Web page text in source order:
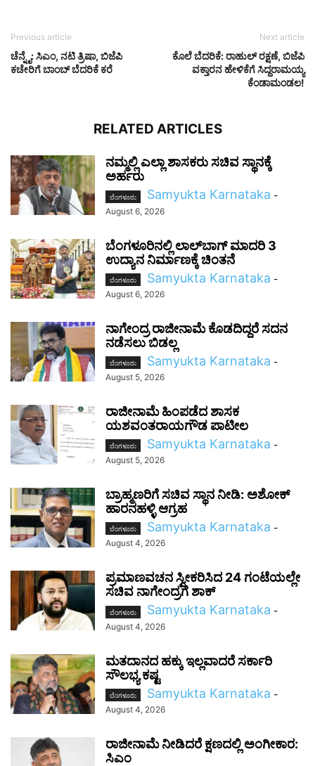
Previous article
ಚೆನ್ನೈ: ಸಿಎಂ, ನಟಿ ತ್ರಿಷಾ, ಬಿಜೆಪಿ
ಕಚೇರಿಗೆ ಬಾಂಬ್ ಬೆದರಿಕೆ ಕರೆ
Next article
ಕೊಲೆ ಬೆದರಿಕೆ: ರಾಹುಲ್ ರಕ್ಷಣೆ, ಬಿಜೆಪಿ
ವಕ್ತಾರನ ಹೇಳಿಕೆಗೆ ಸಿದ್ದರಾಮಯ್ಯ
ಕೆಂಡಾಮಂಡಲ!
RELATED ARTICLES
ನಮ್ಮಲ್ಲಿ ಎಲ್ಲಾ ಶಾಸಕರು ಸಚಿವ ಸ್ಥಾನಕ್ಕೆ
ಅರ್ಹರು
ಬೆಂಗಳೂರು Samyukta Karnataka -
August 6, 2026
ಬೆಂಗಳೂರಿನಲ್ಲಿ ಲಾಲ್‌ಬಾಗ್ ಮಾದರಿ 3
ಉದ್ಯಾನ ನಿರ್ಮಾಣಕ್ಕೆ ಚಿಂತನೆ
ಬೆಂಗಳೂರು Samyukta Karnataka -
August 6, 2026
ನಾಗೇಂದ್ರ ರಾಜೀನಾಮೆ ಕೊಡದಿದ್ದರೆ ಸದನ
ನಡೆಸಲು ಬಿಡಲ್ಲ
ಬೆಂಗಳೂರು Samyukta Karnataka -
August 5, 2026
ರಾಜೀನಾಮೆ ಹಿಂಪಡೆದ ಶಾಸಕ
ಯಶವಂತರಾಯಗೌಡ ಪಾಟೀಲ
ಬೆಂಗಳೂರು Samyukta Karnataka -
August 5, 2026
ಬ್ರಾಹ್ಮಣರಿಗೆ ಸಚಿವ ಸ್ಥಾನ ನೀಡಿ: ಅಶೋಕ್
ಹಾರನಹಳ್ಳಿ ಆಗ್ರಹ
ಬೆಂಗಳೂರು Samyukta Karnataka -
August 4, 2026
ಪ್ರಮಾಣವಚನ ಸ್ವೀಕರಿಸಿದ 24 ಗಂಟೆಯಲ್ಲೇ
ಸಚಿವ ನಾಗೇಂದ್ರಗೆ ಶಾಕ್
ಬೆಂಗಳೂರು Samyukta Karnataka -
August 4, 2026
ಮತದಾನದ ಹಕ್ಕು ಇಲ್ಲವಾದರೆ ಸರ್ಕಾರಿ
ಸೌಲಭ್ಯ ಕಷ್ಟ
ಬೆಂಗಳೂರು Samyukta Karnataka -
August 4, 2026
ರಾಜೀನಾಮೆ ನೀಡಿದರೆ ಕ್ಷಣದಲ್ಲಿ ಅಂಗೀಕಾರ:
ಸಿಎಂ